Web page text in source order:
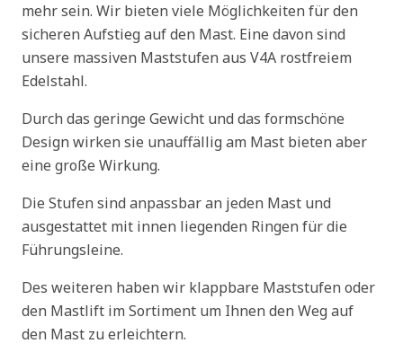
mehr sein. Wir bieten viele Möglichkeiten für den
sicheren Aufstieg auf den Mast. Eine davon sind
unsere massiven Maststufen aus V4A rostfreiem
Edelstahl.
Durch das geringe Gewicht und das formschöne
Design wirken sie unauffällig am Mast bieten aber
eine große Wirkung.
Die Stufen sind anpassbar an jeden Mast und
ausgestattet mit innen liegenden Ringen für die
Führungsleine.
Des weiteren haben wir klappbare Maststufen oder
den Mastlift im Sortiment um Ihnen den Weg auf
den Mast zu erleichtern.